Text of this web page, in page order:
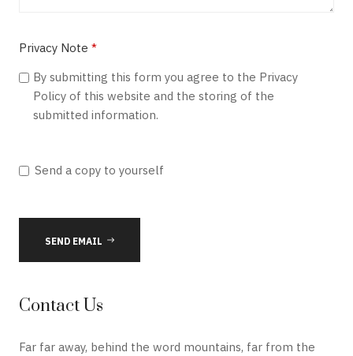
Privacy Note *
Privacy Note
By submitting this form you agree to the Privacy
Policy of this website and the storing of the
submitted information.
Send a copy to yourself
SEND EMAIL
Contact Us
Far far away, behind the word mountains, far from the